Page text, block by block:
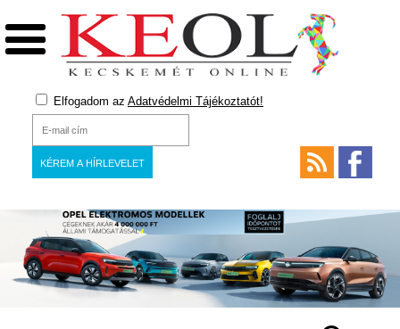
Elfogadom az Adatvédelmi Tájékoztatót!